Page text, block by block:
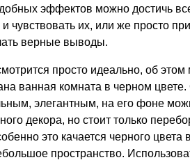
эффектов можно достичь
чувствовать их, или же просто
верные выводы.
просто идеально, об
ванная комната в черном
элегантным, на его фоне
декора, но стоит только
это качается черного цвета
пространство.